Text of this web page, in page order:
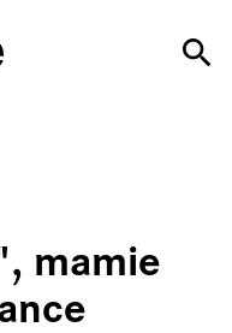
mamie